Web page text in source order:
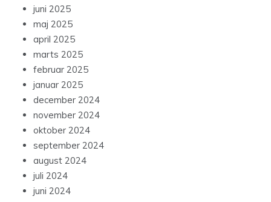
juni 2025
maj 2025
april 2025
marts 2025
februar 2025
januar 2025
december 2024
november 2024
oktober 2024
september 2024
august 2024
juli 2024
juni 2024